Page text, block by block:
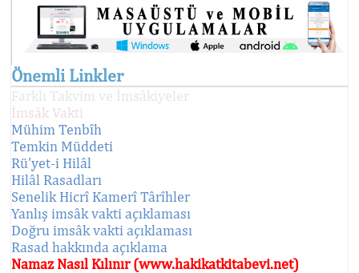
Önemli Linkler
Farklı Takvim ve İmsâkiyeler
İmsâk Vakti
Mühim Tenbîh
Temkin Müddeti
Rü'yet-i Hilâl
Hilâl Rasadları
Senelik Hicrî Kamerî Târîhler
Yanlış imsâk vakti açıklaması
Doğru imsâk vakti açıklaması
Rasad hakkında açıklama
Namaz Nasıl Kılınır (www.hakikatkitabevi.net)